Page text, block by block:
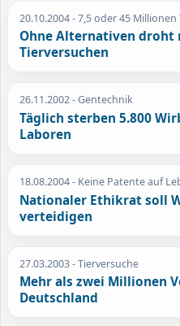
20.10.2004- 7,5 oder 45 Millionen
Ohne Alternativen droht
Tierversuchen
26.11.2002- Gentechnik
Täglich sterben 5.800
Laboren
18.08.2004- Keine Patente auf
Nationaler Ethikrat soll
verteidigen
27.03.2003- Tierversuche
Mehr als zwei Millionen
Deutschland